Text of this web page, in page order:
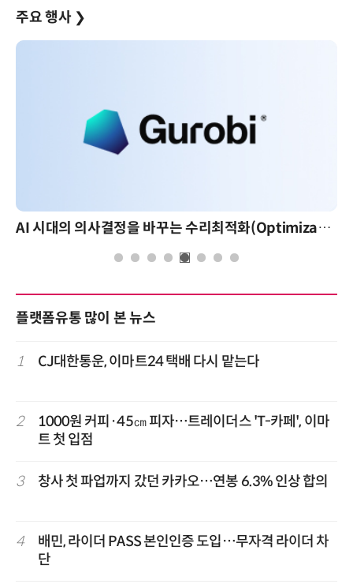
주요 행사 ❯
AI 시대의 의사결정을 바꾸는 수리최적화(Optimization): 실제 산업 적용 사례와 활용 전략
플랫폼유통 많이 본 뉴스
1 CJ대한통운, 이마트24 택배 다시 맡는다
2
1000원 커피·45㎝ 피자…트레이더스 'T-카페', 이마
트 첫 입점
3 창사 첫 파업까지 갔던 카카오…연봉 6.3% 인상 합의
4
배민, 라이더 PASS 본인인증 도입…무자격 라이더 차
단